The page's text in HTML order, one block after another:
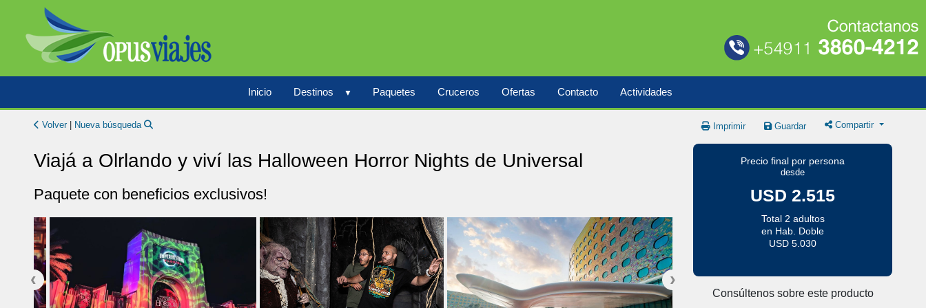
Inicio Destinos Paquetes Cruceros Ofertas Contacto Actividades
Volver| Nueva búsqueda Imprimir Guardar Compartir
Viajá a Olrlando y viví las Halloween Horror Nights de Universal
Paquete con beneficios exclusivos!
Precio final por persona
desde
USD 2.515
Total 2 adultos
en Hab. Doble
USD 5.030
Consúltenos sobre este producto